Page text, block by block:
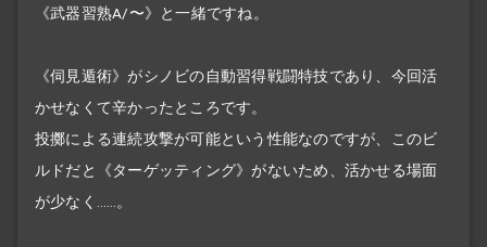
《武器習熟A/〜》と一緒ですね。
《伺見遁術》がシノビの自動習得戦闘特技であり、今回活
かせなくて辛かったところです。
投擲による連続攻撃が可能という性能なのですが、このビ
ルドだと《ターゲッティング》がないため、活かせる場面
が少なく……。